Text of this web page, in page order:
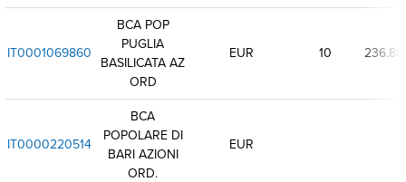
IT0001069860
BCA POP
PUGLIA
BASILICATA AZ
ORD
EUR 10
IT0000220514
BCA
POPOLARE DI
BARI AZIONI
ORD.
EUR